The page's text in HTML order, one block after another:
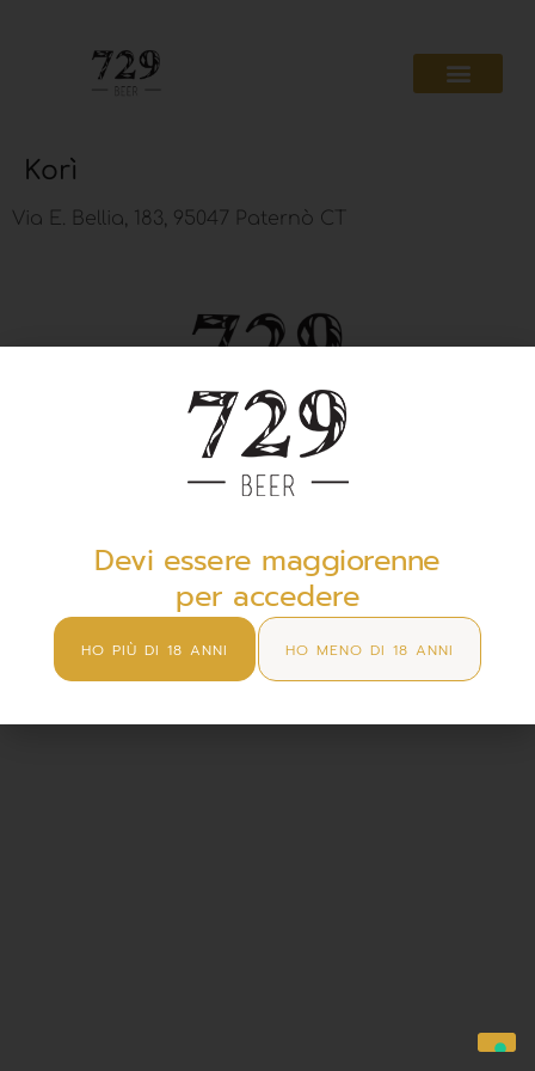
Korì
Via E. Bellia, 183, 95047 Paternò CT
Privacy Policy Cookie Policy
Copyright © 2021 729Beer. Tutti i diritti riservati. Partita Iva
05668470874.
Realizzazione sito a cura di Seo ergo Web
Devi essere maggiorenne
per accedere
HO PIÙ DI 18 ANNI HO MENO DI 18 ANNI